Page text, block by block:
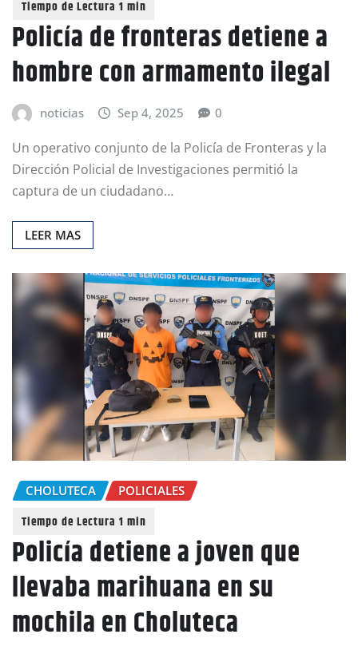
Policía de fronteras detiene a
hombre con armamento ilegal
noticias Sep 4, 2025 0
Un operativo conjunto de la Policía de Fronteras y la
Dirección Policial de Investigaciones permitió la
captura de un ciudadano…
LEER MAS
CHOLUTECA POLICIALES
Policía detiene a joven que
llevaba marihuana en su
mochila en Choluteca